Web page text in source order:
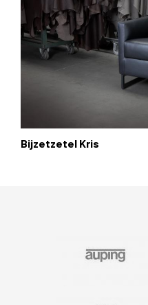
Bijzetzetel Kris